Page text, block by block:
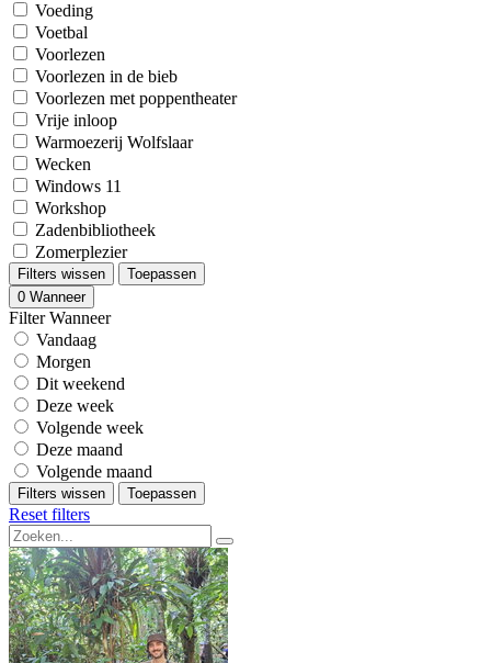
Voeding
Voetbal
Voorlezen
Voorlezen in de bieb
Voorlezen met poppentheater
Vrije inloop
Warmoezerij Wolfslaar
Wecken
Windows 11
Workshop
Zadenbibliotheek
Zomerplezier
Filters wissen
Toepassen
0 Wanneer
Filter Wanneer
Vandaag
Morgen
Dit weekend
Deze week
Volgende week
Deze maand
Volgende maand
Filters wissen Toepassen
Reset filters